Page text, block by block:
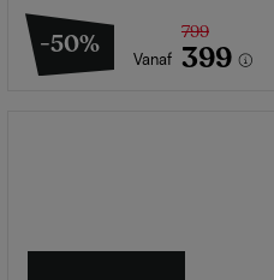
-50% Vanaf
799
399